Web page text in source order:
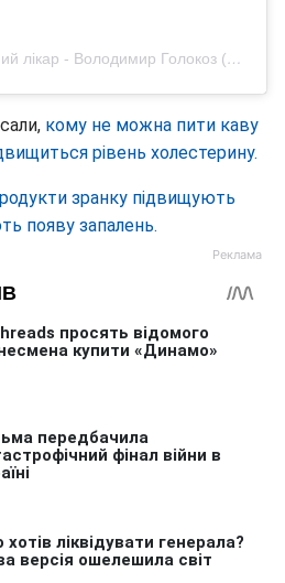
A post shared by Сімейний лікар - Володимир Голокоз (@volodymyr.health)
кому не можна пити каву
рівень холестерину.
зранку підвищують
появу запалень.